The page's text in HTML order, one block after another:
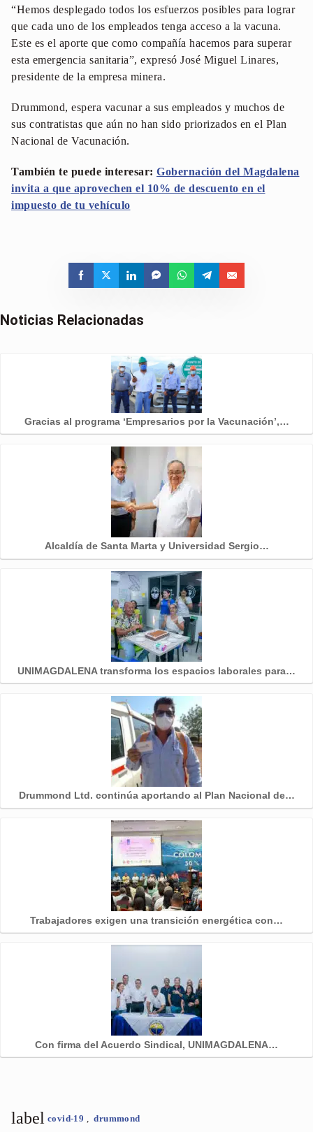
“Hemos desplegado todos los esfuerzos posibles para lograr
que cada uno de los empleados tenga acceso a la vacuna.
Este es el aporte que como compañía hacemos para superar
esta emergencia sanitaria”, expresó José Miguel Linares,
presidente de la empresa minera.
Drummond, espera vacunar a sus empleados y muchos de
sus contratistas que aún no han sido priorizados en el Plan
Nacional de Vacunación.
También te puede interesar: Gobernación del Magdalena
invita a que aprovechen el 10% de descuento en el
impuesto de tu vehículo
Noticias Relacionadas
Gracias al programa ‘Empresarios por la Vacunación’,…
Alcaldía de Santa Marta y Universidad Sergio…
UNIMAGDALENA transforma los espacios laborales para…
Drummond Ltd. continúa aportando al Plan Nacional de…
Trabajadores exigen una transición energética con…
Con firma del Acuerdo Sindical, UNIMAGDALENA…
label covid-19 drummond